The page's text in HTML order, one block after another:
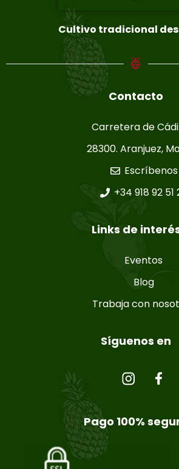
Cultivo tradicional
Contacto
Carretera de
28300. Aranjuez,
Escríbenos
+34 918 92 51
Links de
Eventos
Blog
Trabaja con
Síguenos en
Pago 100%